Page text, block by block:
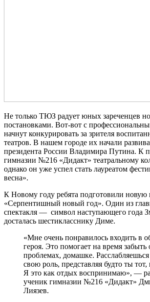
Не только ТЮЗ радует юных зареченцев
постановками. Вот-вот с
начнут конкурировать за зрителя
театров. В нашем городе их начали
президента России Владимира Путина. К
гимназии №216 «Дидакт» театральному
однако он уже успел стать лауреатом
весна».
К Новому году ребята подготовили новую
«Серпентишный новый год». Один из
спектакля — символ наступающего года
досталась шестикласснику Диме.
«Мне очень понравилось входить в
героя. Это помогает на время забыть
проблемах, домашке.
свою роль, представляя будто ты тот,
Я это как отдых воспринимаю», —
ученик гимназии №216 «Дидакт»
Лиязев.